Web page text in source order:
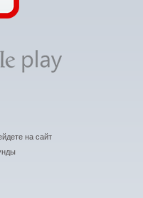
на сайт